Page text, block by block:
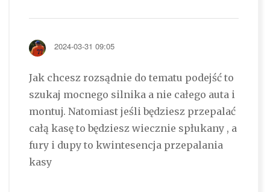
2024-03-31 09:05
Jak chcesz rozsądnie do tematu podejść to
szukaj mocnego silnika a nie całego auta i
montuj. Natomiast jeśli będziesz przepalać
całą kasę to będziesz wiecznie spłukany , a
fury i dupy to kwintesencja przepalania
kasy